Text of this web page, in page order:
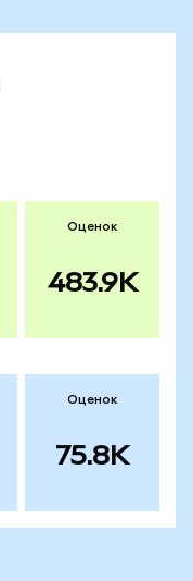
Оценок
483.9K
Оценок
75.8K